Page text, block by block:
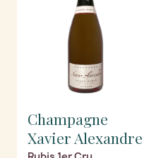
Champagne
Xavier Alexandre